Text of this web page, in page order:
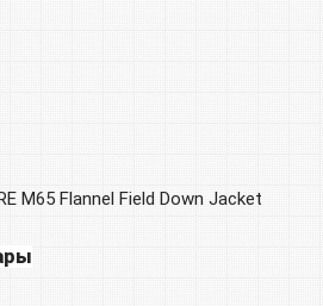
M65 Flannel Field Down Jacket